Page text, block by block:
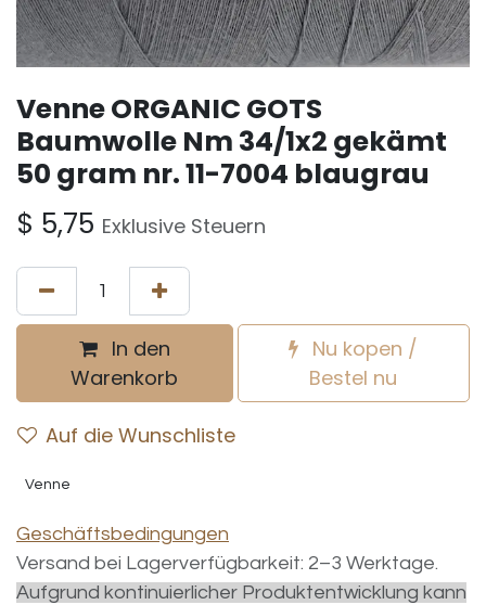
Venne ORGANIC GOTS
Baumwolle Nm 34/1x2 gekämt
50 gram nr. 11-7004 blaugrau
$ 5,75 Exklusive Steuern
In den
Warenkorb
Nu kopen /
Bestel nu
Auf die Wunschliste
Venne
Geschäftsbedingungen
Versand bei Lagerverfügbarkeit: 2–3 Werktage.
Aufgrund kontinuierlicher Produktentwicklung kann